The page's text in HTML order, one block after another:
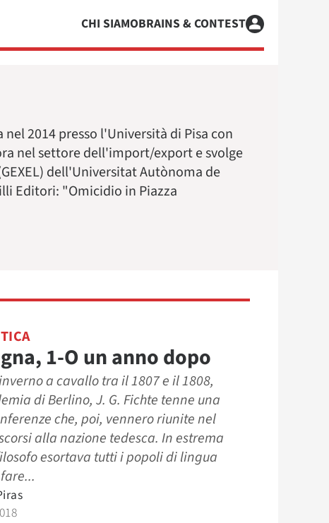
CHI SIAMOBRAINS & CONTEST
2014 presso l'Università di Pisa con
nel settore dell'import/export e svolge
dell'Universitat Autònoma de
Editori: "Omicidio in Piazza
1-O un anno dopo
a cavallo tra il 1807 e il 1808,
di Berlino, J. G. Fichte tenne una
che, poi, vennero riunite nel
alla nazione tedesca. In estrema
esortava tutti i popoli di lingua